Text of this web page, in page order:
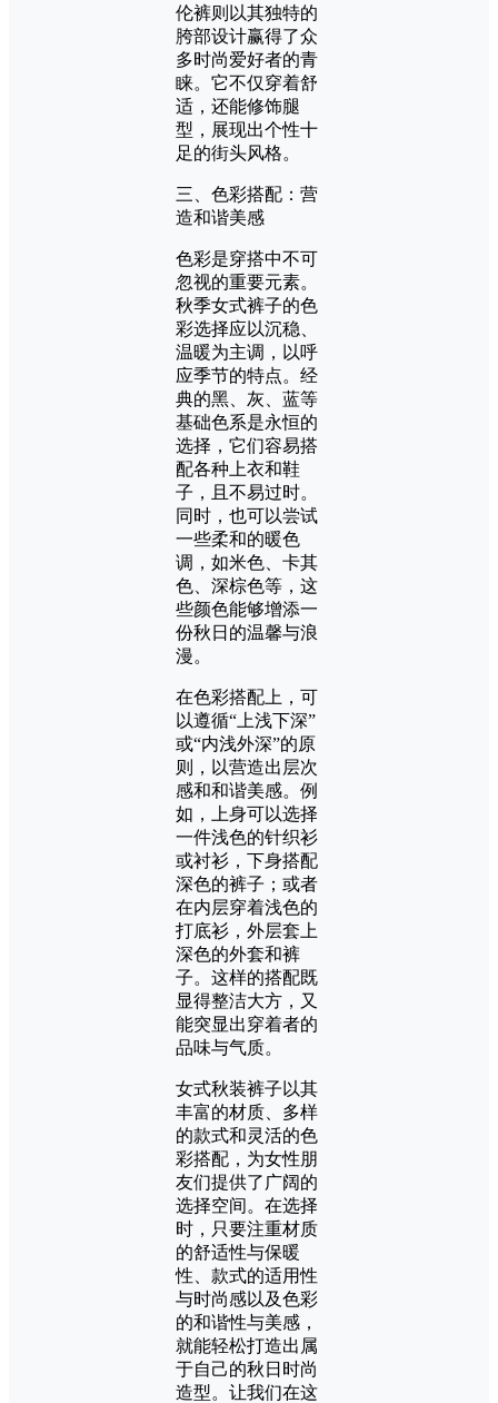
伦裤则以其独特的
胯部设计赢得了众
多时尚爱好者的青
睐。它不仅穿着舒
适，还能修饰腿
型，展现出个性十
足的街头风格。
三、色彩搭配：营
造和谐美感
色彩是穿搭中不可
忽视的重要元素。
秋季女式裤子的色
彩选择应以沉稳、
温暖为主调，以呼
应季节的特点。经
典的黑、灰、蓝等
基础色系是永恒的
选择，它们容易搭
配各种上衣和鞋
子，且不易过时。
同时，也可以尝试
一些柔和的暖色
调，如米色、卡其
色、深棕色等，这
些颜色能够增添一
份秋日的温馨与浪
漫。
在色彩搭配上，可
以遵循“上浅下深”
或“内浅外深”的原
则，以营造出层次
感和和谐美感。例
如，上身可以选择
一件浅色的针织衫
或衬衫，下身搭配
深色的裤子；或者
在内层穿着浅色的
打底衫，外层套上
深色的外套和裤
子。这样的搭配既
显得整洁大方，又
能突显出穿着者的
品味与气质。
女式秋装裤子以其
丰富的材质、多样
的款式和灵活的色
彩搭配，为女性朋
友们提供了广阔的
选择空间。在选择
时，只要注重材质
的舒适性与保暖
性、款式的适用性
与时尚感以及色彩
的和谐性与美感，
就能轻松打造出属
于自己的秋日时尚
造型。让我们在这